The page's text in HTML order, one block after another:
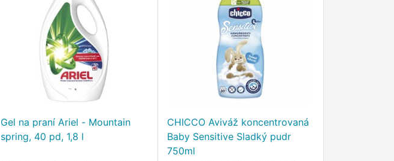
Gel na praní Ariel - Mountain
spring, 40 pd, 1,8 l
CHICCO Aviváž koncentrovaná
Baby Sensitive Sladký pudr
750ml